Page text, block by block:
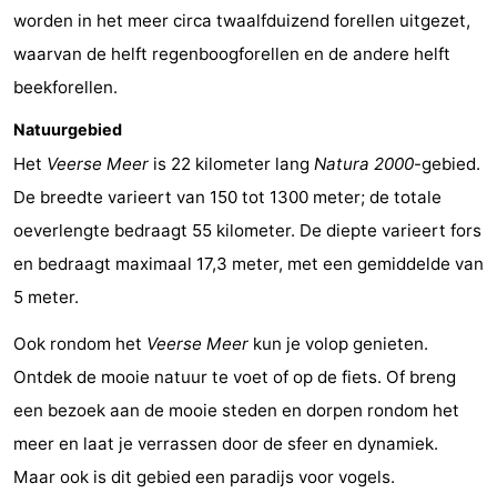
Domburg
Westhove
Last
minutes
Strand
Zien
&
doen
Bezienswaardigheden
-
Musea
-
Molens
-
Uitkijkpunten
Attracties
worden in het meer circa twaalfduizend forellen uitgezet,
waarvan de helft regenboogforellen en de andere helft
beekforellen.
Natuurgebied
Het Veerse Meer is 22 kilometer lang Natura 2000-gebied.
De breedte varieert van 150 tot 1300 meter; de totale
oeverlengte bedraagt 55 kilometer. De diepte varieert fors
en bedraagt maximaal 17,3 meter, met een gemiddelde van
5 meter.
Ook rondom het Veerse Meer kun je volop genieten.
Ontdek de mooie natuur te voet of op de fiets. Of breng
een bezoek aan de mooie steden en dorpen rondom het
meer en laat je verrassen door de sfeer en dynamiek.
Maar ook is dit gebied een paradijs voor vogels.